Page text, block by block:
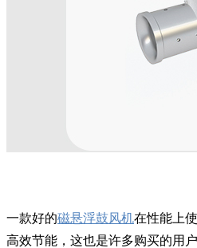
一款好的磁悬浮鼓风机在性能上
高效节能，这也是许多购买的用